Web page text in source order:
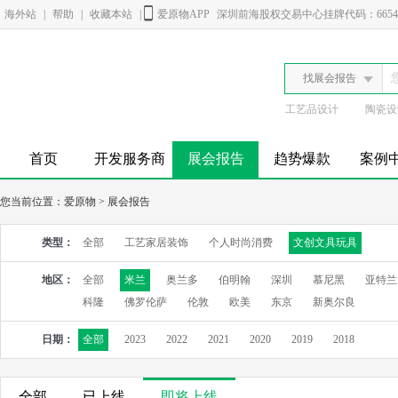
海外站 帮助 收藏本站 爱原物APP 深圳前海股权交易中心挂牌代码：
找展会报告
工艺品设计 陶瓷
首页 开发服务商 展会报告 趋势爆款 案例
您当前位置： 爱原物 > 展会报告
类型： 全部 工艺家居装饰 个人时尚消费 文创文具玩具
地区： 全部 米兰 奥兰多 伯明翰 深圳 慕尼黑
亚特
科隆
佛罗伦萨 伦敦 欧美 东京 新奥尔良
日期： 全部 2023 2022 2021 2020 2019 2018